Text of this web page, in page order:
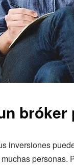
inversiones
personas.